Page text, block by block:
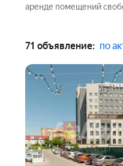
аренде помещений
71 объявление: по